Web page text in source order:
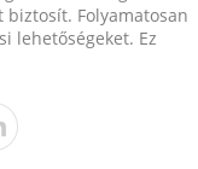
Folyamatosan
lehetőségeket. Ez